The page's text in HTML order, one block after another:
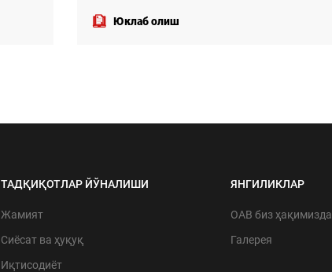
Юклаб олиш
ТАДҚИҚОТЛАР ЙЎНАЛИШИ
Жамият
Сиёсат ва ҳуқуқ
Иқтисодиёт
ЯНГИЛИКЛАР
ОАВ биз ҳақимизда
Галерея